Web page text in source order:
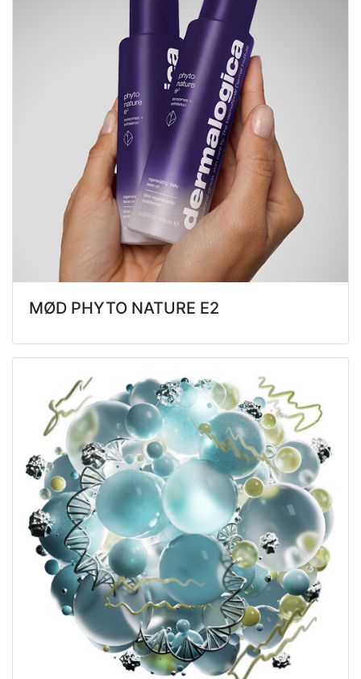
MØD PHYTO NATURE E2